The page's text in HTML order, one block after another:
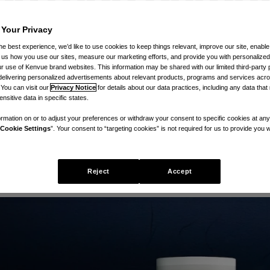
otimize seu conforto com estes
Privacy
best experience, we’d like to use cookies to keep things relevant, improve our site,
how you use our sites, measure our marketing efforts, and provide you with
use of Kenvue brand websites. This information may be shared with our limited third-party
personalized advertisements about relevant products, programs and services
can visit our Privacy Notice for details about our data practices, including any data that
data in specific states.
on or to adjust your preferences or withdraw your consent to specific cookies at
Settings”. Your consent to “targeting cookies” is not required for us to provide you
Reject Accept